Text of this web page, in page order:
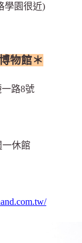
學園很近)
物館＊
路8號
一休館